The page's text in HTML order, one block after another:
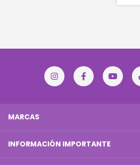
MARCAS
INFORMACIÓN IMPORTANTE